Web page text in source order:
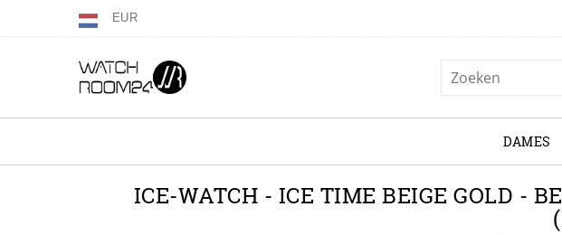
EUR
DAMES
ICE-WATCH - ICE TIME BEIGE GOLD -